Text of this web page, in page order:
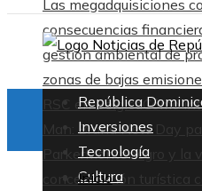
Las megadquisiciones
consecuencias
gestión ambiental de
zonas de bajas
RSC en BélgicaCómo
Man: Brand New Day
ParkerMontenegro y la
concentración turística
República
Inversiones
Tecnología
Cultura
Inicio